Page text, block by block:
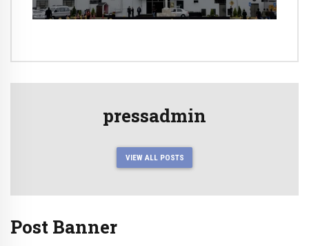
pressadmin
VIEW ALL POSTS
Post Banner